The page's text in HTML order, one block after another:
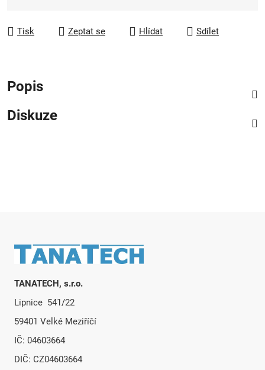
Tisk Zeptat se Hlídat Sdílet
Popis
Diskuze
Zápatí
TANATECH, s.r.o.
Lipnice 541/22
59401 Velké Meziříčí
IČ: 04603664
DIČ: CZ04603664